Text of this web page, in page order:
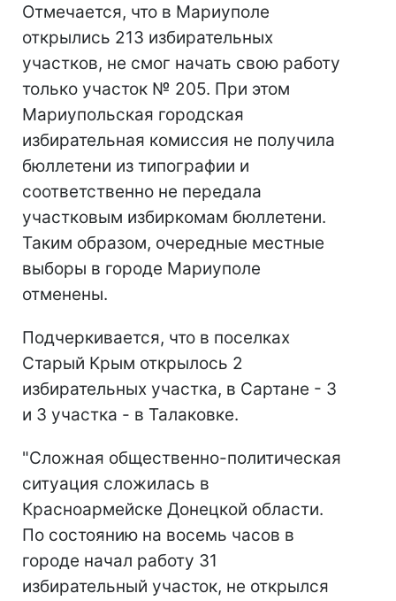
Отмечается, что в Мариуполе
открылись 213 избирательных
участков, не смог начать свою работу
только участок № 205. При этом
Мариупольская городская
избирательная комиссия не получила
бюллетени из типографии и
соответственно не передала
участковым избиркомам бюллетени.
Таким образом, очередные местные
выборы в городе Мариуполе
отменены.
Подчеркивается, что в поселках
Старый Крым открылось 2
избирательных участка, в Сартане - 3
и 3 участка - в Талаковке.
"Сложная общественно-политическая
ситуация сложилась в
Красноармейске Донецкой области.
По состоянию на восемь часов в
городе начал работу 31
избирательный участок, не открылся